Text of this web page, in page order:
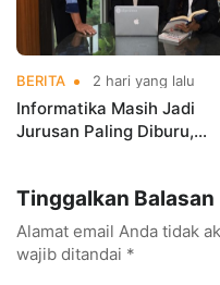
BERITA 2 hari yang lalu
Informatika Masih Jadi
Jurusan Paling Diburu,
Tinggalkan Balasan
Alamat email Anda tidak
wajib ditandai *